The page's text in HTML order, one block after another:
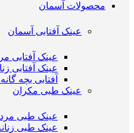
محصولات آسمان
عینک آفتابی آسمان
عینک آفتابی
عینک آفتابی
آفتابی بچه
عینک طبی مکران
عینک طبی
عینک طبی